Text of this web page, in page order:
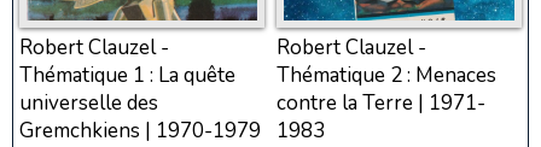
Robert Clauzel -
Thématique 1 : La quête
universelle des
Gremchkiens | 1970-1979
Robert Clauzel -
Thématique 2 : Menaces
contre la Terre | 1971-
1983